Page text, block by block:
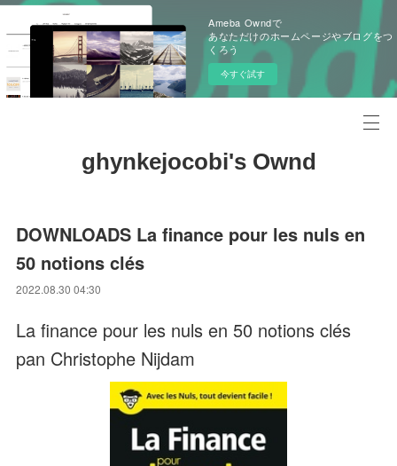
Ameba Owndで
あなただけのホームページやブログをつ
くろう
今すぐ試す
ghynkejocobi's Ownd
DOWNLOADS La finance pour les nuls en
50 notions clés
2022.08.30 04:30
La finance pour les nuls en 50 notions clés
pan Christophe Nijdam